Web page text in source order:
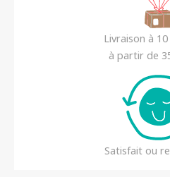
Livraison à
à partir de
Satisfait ou